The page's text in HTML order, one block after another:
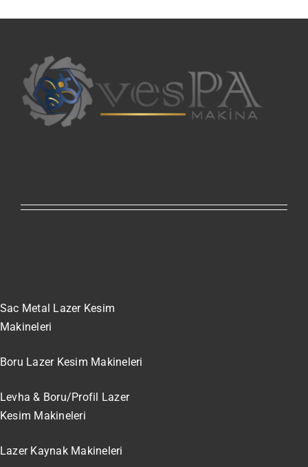
Sac Metal Lazer Kesim
Makineleri
Boru Lazer Kesim Makineleri
Levha & Boru/Profil Lazer
Kesim Makineleri
Lazer Kaynak Makineleri